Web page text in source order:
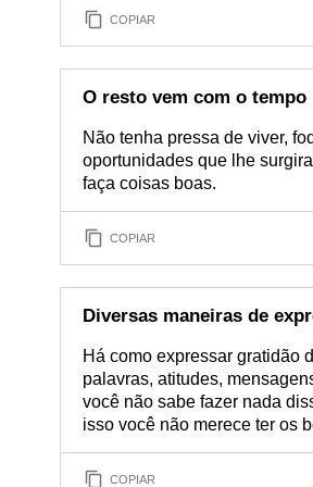
COPIAR
O resto vem com o tempo
Não tenha pressa de viver,
oportunidades que lhe
faça coisas boas.
COPIAR
Diversas maneiras de
Há como expressar gratidão
palavras, atitudes,
você não sabe fazer nada
isso você não merece ter os
COPIAR